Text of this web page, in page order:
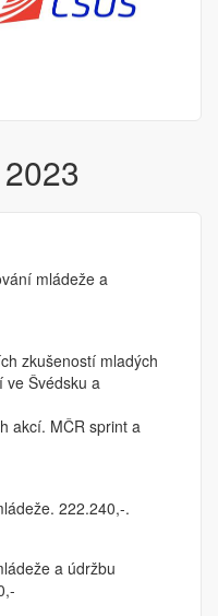
mládeže a
zkušeností mladých
ve Švédsku a
akcí. MČR sprint a
222.240,-.
a údržbu